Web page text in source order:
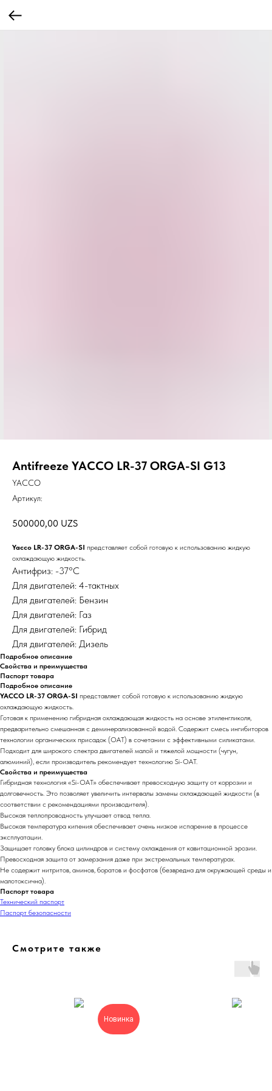
Antifreeze YACCO LR-37 ORGA-SI G13
YACCO
Артикул:
500000,00 UZS
Yacco LR-37 ORGA-SI представляет собой готовую к использованию жидкую
охлаждающую жидкость.
Антифриз: -37°C
Для двигателей: 4-тактных
Для двигателей: Бензин
Для двигателей: Газ
Для двигателей: Гибрид
Для двигателей: Дизель
Подробное описание
Свойства и преимущества
Паспорт товара
Подробное описание
YACCO LR-37 ORGA-SI представляет собой готовую к использованию жидкую
охлаждающую жидкость.
Готовая к применению гибридная охлаждающая жидкость на основе этиленгликоля,
предварительно смешанная с деминерализованной водой. Содержит смесь ингибиторов
технологии органических присадок (OAT) в сочетании с эффективными силикатами.
Подходит для широкого спектра двигателей малой и тяжелой мощности (чугун,
алюминий), если производитель рекомендует технологию Si-OAT.
Свойства и преимущества
Гибридная технология «Si-OAT» обеспечивает превосходную защиту от коррозии и
долговечность. Это позволяет увеличить интервалы замены охлаждающей жидкости (в
соответствии с рекомендациями производителя).
Высокая теплопроводность улучшает отвод тепла.
Высокая температура кипения обеспечивает очень низкое испарение в процессе
эксплуатации.
Защищает головку блока цилиндров и систему охлаждения от кавитационной эрозии.
Превосходная защита от замерзания даже при экстремальных температурах.
Не содержит нитритов, аминов, боратов и фосфатов (безвредна для окружающей среды и
малотоксична).
Паспорт товара
Технический паспорт
Паспорт безопасности
Смотрите также
Новинка